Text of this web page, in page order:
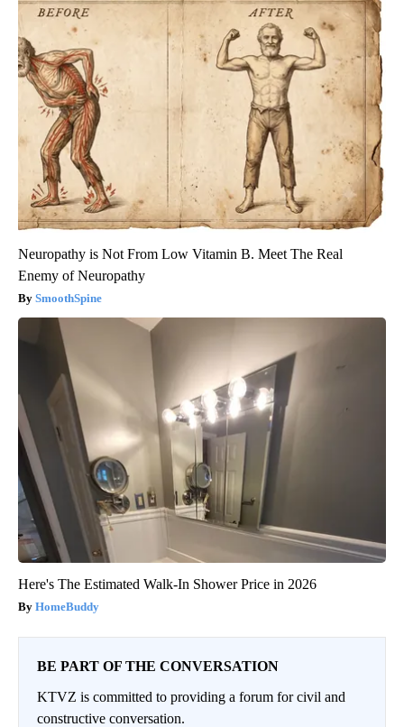
Neuropathy is Not From Low Vitamin B. Meet The Real
Enemy of Neuropathy
SmoothSpine
Here's The Estimated Walk-In Shower Price in 2026
HomeBuddy
BE PART OF THE CONVERSATION
KTVZ is committed to providing a forum for civil and
constructive conversation.